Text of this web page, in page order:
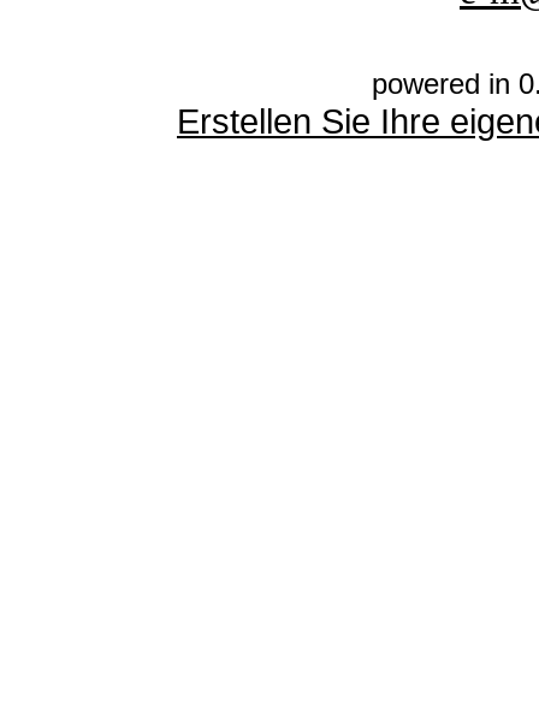
powered in
Erstellen Sie Ihre